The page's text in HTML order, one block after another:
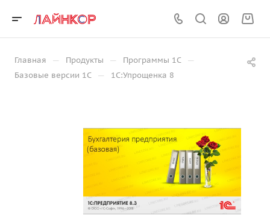
Главная — Продукты — Программы 1С —
Базовые версии 1С — 1С:Упрощенка 8